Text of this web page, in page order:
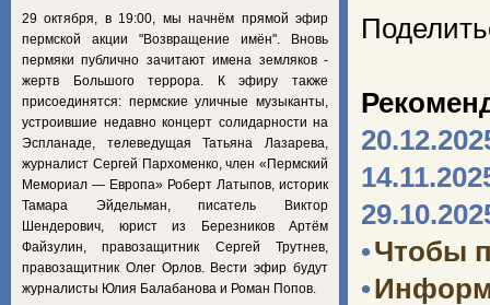
•Чтобы
•
29 октября, в 19:00, мы начнём прямой эфир
пермской акции "Возвращение имён". Вновь
пермяки публично зачитают имена земляков -
жертв Большого террора. К эфиру также
присоединятся: пермские уличные музыканты,
устроившие недавно концерт солидарности на
Эспланаде, телеведущая Татьяна Лазарева,
журналист Сергей Пархоменко, член «Пермский
Мемориал — Европа» Роберт Латыпов, историк
Тамара Эйдельман, писатель Виктор
Шендерович, юрист из Березников Артём
Файзулин, правозащитник Сергей Трутнев,
правозащитник Олег Орлов. Вести эфир будут
журналисты Юлия Балабанова и Роман Попов.